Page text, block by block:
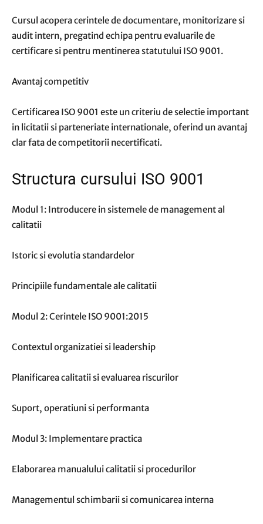
Cursul acopera cerintele de documentare, monitorizare si
audit intern, pregatind echipa pentru evaluarile de
certificare si pentru mentinerea statutului ISO 9001.
Avantaj competitiv
Certificarea ISO 9001 este un criteriu de selectie important
in licitatii si parteneriate internationale, oferind un avantaj
clar fata de competitorii necertificati.
Structura cursului ISO 9001
Modul 1: Introducere in sistemele de management al
calitatii
Istoric si evolutia standardelor
Principiile fundamentale ale calitatii
Modul 2: Cerintele ISO 9001:2015
Contextul organizatiei si leadership
Planificarea calitatii si evaluarea riscurilor
Suport, operatiuni si performanta
Modul 3: Implementare practica
Elaborarea manualului calitatii si procedurilor
Managementul schimbarii si comunicarea interna